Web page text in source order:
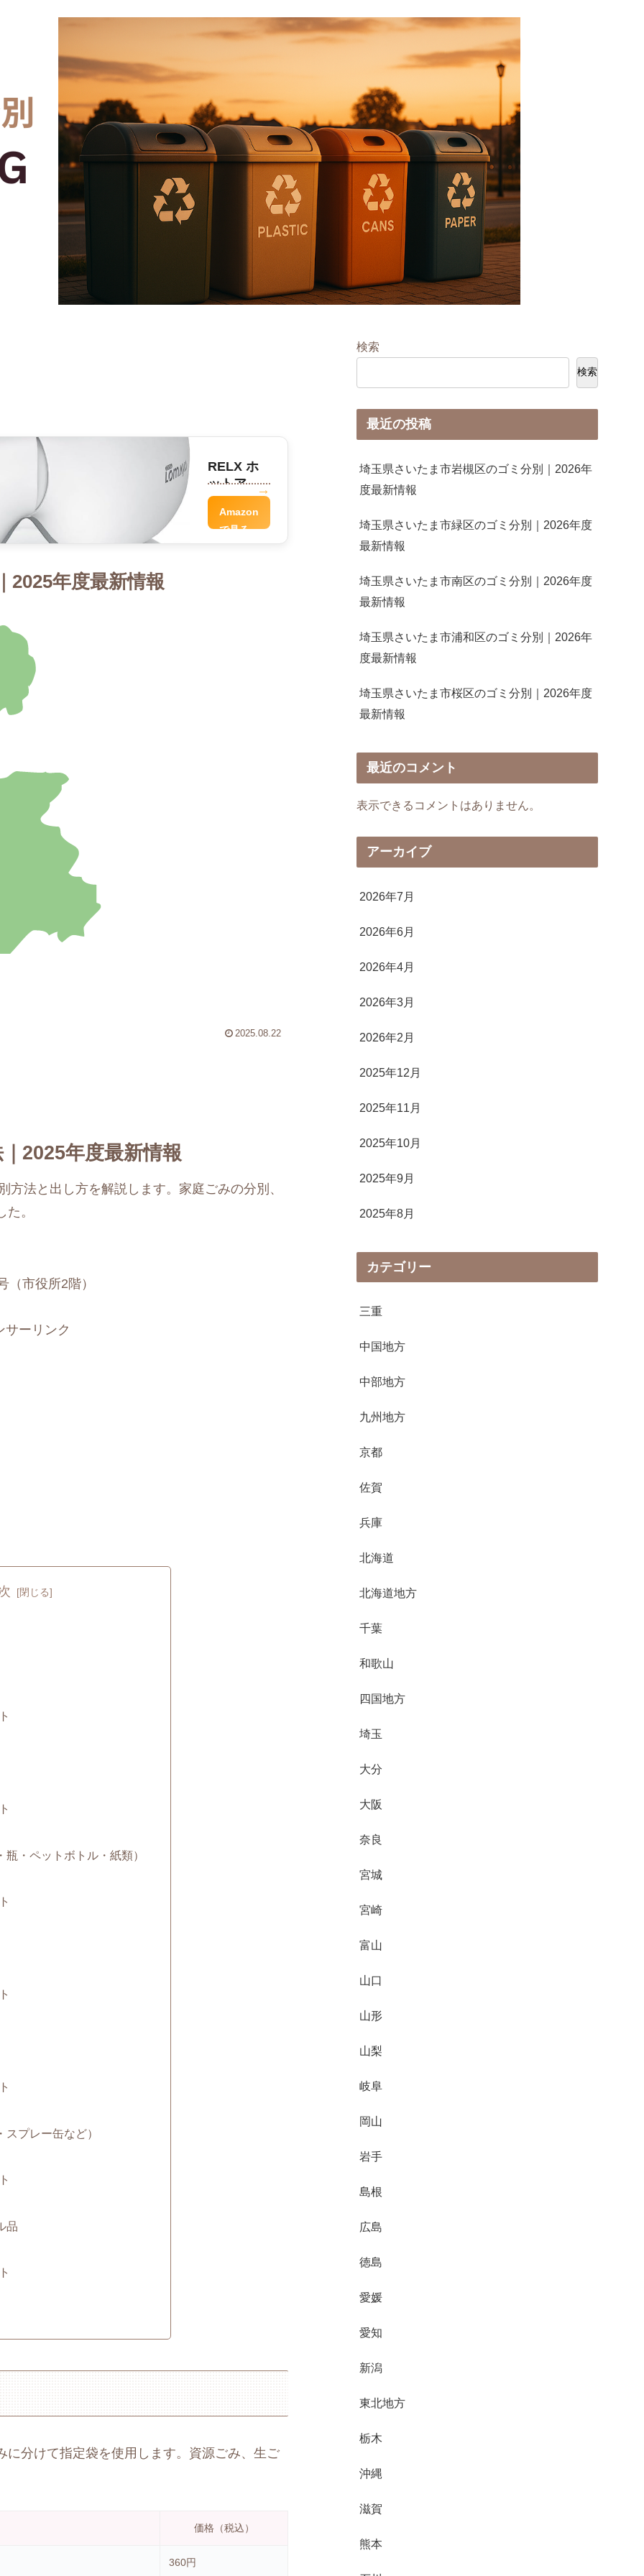
RELX ホ
ットアイ
マスク
Amazon
で見る
2025年度最新情報
2025.08.22
2025年度最新情報
法と出し方を解説します。家庭ごみの分別、
。
市役所2階）
サーリンク
瓶・ペットボトル・紙類）
プレー缶など）
品
分けて指定袋を使用します。資源ごみ、生ご
価格（税込）
360円
検索
検索
最近の投稿
埼玉県さいたま市岩槻区のゴミ分別｜2026年
度最新情報
埼玉県さいたま市緑区のゴミ分別｜2026年度
最新情報
埼玉県さいたま市南区のゴミ分別｜2026年度
最新情報
埼玉県さいたま市浦和区のゴミ分別｜2026年
度最新情報
埼玉県さいたま市桜区のゴミ分別｜2026年度
最新情報
最近のコメント
表示できるコメントはありません。
アーカイブ
2026年7月
2026年6月
2026年4月
2026年3月
2026年2月
2025年12月
2025年11月
2025年10月
2025年9月
2025年8月
カテゴリー
三重
中国地方
中部地方
九州地方
京都
佐賀
兵庫
北海道
北海道地方
千葉
和歌山
四国地方
埼玉
大分
大阪
奈良
宮城
宮崎
富山
山口
山形
山梨
岐阜
岡山
岩手
島根
広島
徳島
愛媛
愛知
新潟
東北地方
栃木
沖縄
滋賀
熊本